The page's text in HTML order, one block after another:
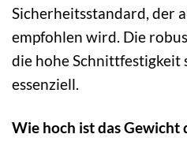
Sicherheitsstandard, der
empfohlen wird. Die
die hohe Schnittfestigkeit
essenziell.
Wie hoch ist das Gewicht